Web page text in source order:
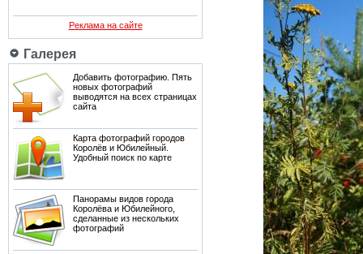
Реклама на сайте
Галерея
Добавить фотографию. Пять
новых фотографий
выводятся на всех страницах
сайта
Карта фотографий городов
Королёв и Юбилейный.
Удобный поиск по карте
Панорамы видов города
Королёва и Юбилейного,
сделанные из нескольких
фотографий